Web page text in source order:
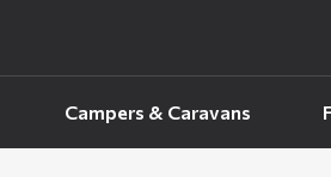
Campers & Caravans